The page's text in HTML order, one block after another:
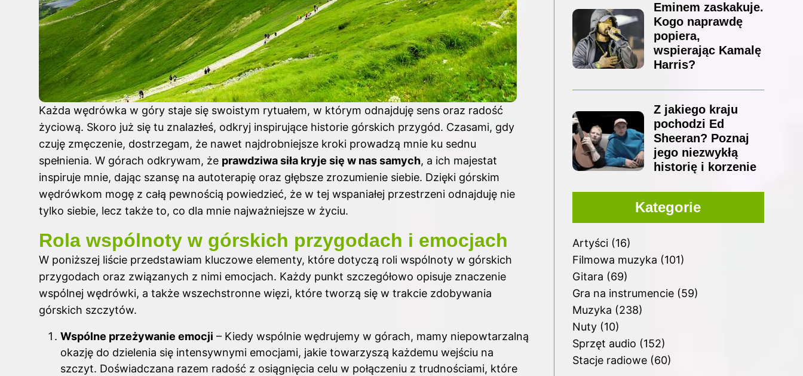
Każda wędrówka w góry staje się swoistym rytuałem, w którym odnajduję sens oraz radość
życiową. Skoro już się tu znalazłeś, odkryj inspirujące historie górskich przygód. Czasami, gdy
czuję zmęczenie, dostrzegam, że nawet najdrobniejsze kroki prowadzą mnie ku sednu
spełnienia. W górach odkrywam, że prawdziwa siła kryje się w nas samych, a ich majestat
inspiruje mnie, dając szansę na autoterapię oraz głębsze zrozumienie siebie. Dzięki górskim
wędrówkom mogę z całą pewnością powiedzieć, że w tej wspaniałej przestrzeni odnajduję nie
tylko siebie, lecz także to, co dla mnie najważniejsze w życiu.
Rola wspólnoty w górskich przygodach i emocjach
W poniższej liście przedstawiam kluczowe elementy, które dotyczą roli wspólnoty w górskich
przygodach oraz związanych z nimi emocjach. Każdy punkt szczegółowo opisuje znaczenie
wspólnej wędrówki, a także wszechstronne więzi, które tworzą się w trakcie zdobywania
górskich szczytów.
Wspólne przeżywanie emocji – Kiedy wspólnie wędrujemy w górach, mamy niepowtarzalną
okazję do dzielenia się intensywnymi emocjami, jakie towarzyszą każdemu wejściu na
szczyt. Doświadczana razem radość z osiągnięcia celu w połączeniu z trudnościami, które
Eminem zaskakuje.
Kogo naprawdę
popiera,
wspierając Kamalę
Harris?
Z jakiego kraju
pochodzi Ed
Sheeran? Poznaj
jego niezwykłą
historię i korzenie
Kategorie
Artyści(16)
Filmowa muzyka (101)
Gitara (69)
Gra na instrumencie(59)
Muzyka (238)
Nuty(10)
Sprzęt audio (152)
Stacje radiowe(60)